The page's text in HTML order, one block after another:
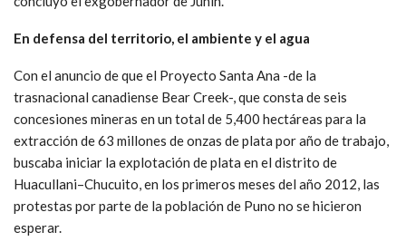
En defensa del territorio, el ambiente y el agua
Con el anuncio de que el Proyecto Santa Ana -de la
trasnacional canadiense Bear Creek-, que consta de seis
concesiones mineras en un total de 5,400 hectáreas para la
extracción de 63 millones de onzas de plata por año de trabajo,
buscaba iniciar la explotación de plata en el distrito de
Huacullani–Chucuito, en los primeros meses del año 2012, las
protestas por parte de la población de Puno no se hicieron
esperar.